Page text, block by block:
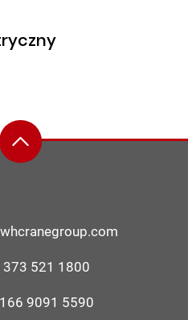
373 521 1800
9091 5590